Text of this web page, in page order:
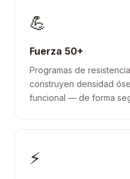
💪
Fuerza 50+
Programas de
construyen densidad
funcional — de forma
⚡